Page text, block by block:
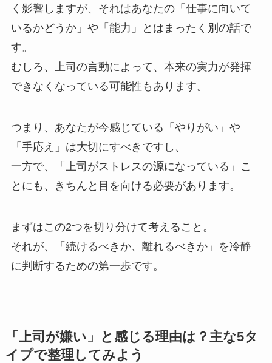
く影響しますが、それはあなたの「仕事に向いて
いるかどうか」や「能力」とはまったく別の話で
す。
むしろ、上司の言動によって、本来の実力が発揮
できなくなっている可能性もあります。
つまり、あなたが今感じている「やりがい」や
「手応え」は大切にすべきですし、
一方で、「上司がストレスの源になっている」こ
とにも、きちんと目を向ける必要があります。
まずはこの2つを切り分けて考えること。
それが、「続けるべきか、離れるべきか」を冷静
に判断するための第一歩です。
「上司が嫌い」と感じる理由は？主な5タ
イプで整理してみよう